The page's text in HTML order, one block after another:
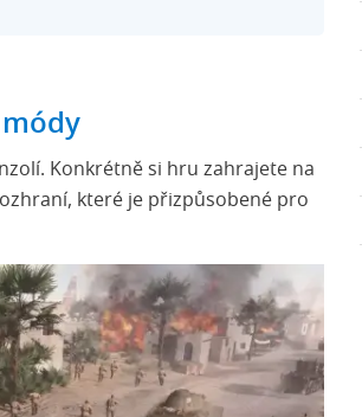
Konkrétně si hru zahrajete na
které je přizpůsobené pro